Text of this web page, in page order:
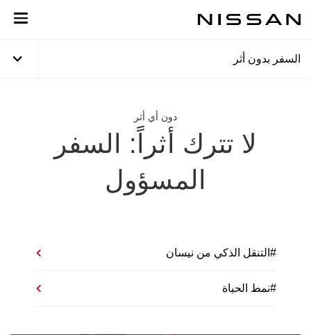
إلى
الرئيسي
السفر بدون أثر
دون أي أثر
لا تترك أثراً: السفر
المسؤول
#التنقل الذكي من نيسان
#نمط الحياة